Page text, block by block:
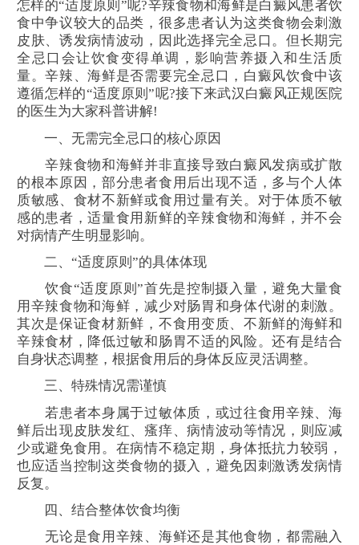
怎样的“适度原则”呢?辛辣食物和海鲜是白癜风患者饮
食中争议较大的品类，很多患者认为这类食物会刺激
皮肤、诱发病情波动，因此选择完全忌口。但长期完
全忌口会让饮食变得单调，影响营养摄入和生活质
量。辛辣、海鲜是否需要完全忌口，白癜风饮食中该
遵循怎样的“适度原则”呢?接下来武汉白癜风正规医院
的医生为大家科普讲解!
一、无需完全忌口的核心原因
辛辣食物和海鲜并非直接导致白癜风发病或扩散
的根本原因，部分患者食用后出现不适，多与个人体
质敏感、食材不新鲜或食用过量有关。对于体质不敏
感的患者，适量食用新鲜的辛辣食物和海鲜，并不会
对病情产生明显影响。
二、“适度原则”的具体体现
饮食“适度原则”首先是控制摄入量，避免大量食
用辛辣食物和海鲜，减少对肠胃和身体代谢的刺激。
其次是保证食材新鲜，不食用变质、不新鲜的海鲜和
辛辣食材，降低过敏和肠胃不适的风险。还有是结合
自身状态调整，根据食用后的身体反应灵活调整。
三、特殊情况需谨慎
若患者本身属于过敏体质，或过往食用辛辣、海
鲜后出现皮肤发红、瘙痒、病情波动等情况，则应减
少或避免食用。在病情不稳定期，身体抵抗力较弱，
也应适当控制这类食物的摄入，避免因刺激诱发病情
反复。
四、结合整体饮食均衡
无论是食用辛辣、海鲜还是其他食物，都需融入